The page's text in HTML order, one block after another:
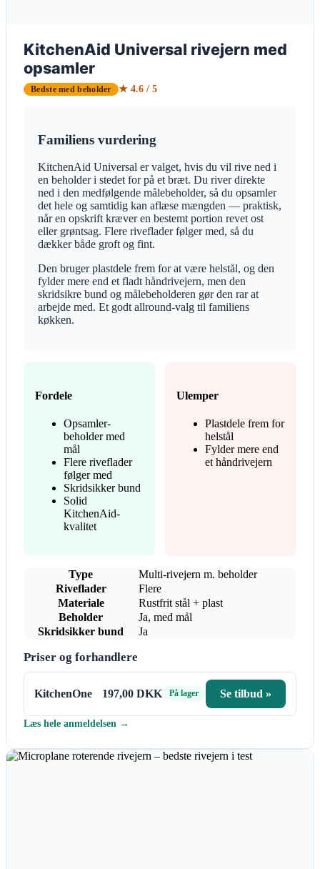
KitchenAid Universal rivejern med
opsamler
Bedste med beholder ★ 4.6 / 5
Familiens vurdering
KitchenAid Universal er valget, hvis du vil rive ned i
en beholder i stedet for på et bræt. Du river direkte
ned i den medfølgende målebeholder, så du opsamler
det hele og samtidig kan aflæse mængden — praktisk,
når en opskrift kræver en bestemt portion revet ost
eller grøntsag. Flere riveflader følger med, så du
dækker både groft og fint.
Den bruger plastdele frem for at være helstål, og den
fylder mere end et fladt håndrivejern, men den
skridsikre bund og målebeholderen gør den rar at
arbejde med. Et godt allround-valg til familiens
køkken.
Fordele
Opsamler-
beholder med
mål
Flere riveflader
følger med
Skridsikker bund
Solid
KitchenAid-
kvalitet
Ulemper
Plastdele frem for
helstål
Fylder mere end
et håndrivejern
Type
Multi-rivejern m. beholder
Riveflader
Flere
Materiale
Rustfrit stål + plast
Beholder
Ja, med mål
Skridsikker bund
Ja
Priser og forhandlere
KitchenOne 197,00 DKK På lager Se tilbud »
Læs hele anmeldelsen →